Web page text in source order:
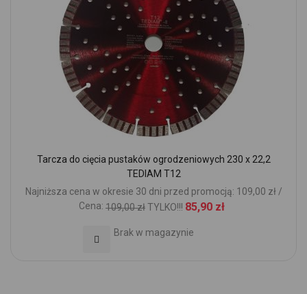
Tarcza do cięcia pustaków ogrodzeniowych 230 x 22,2
TEDIAM T12
Najniższa cena w okresie 30 dni przed promocją: 109,00 zł /
Cena: 109,00 złTYLKO!!! 85,90 zł
Brak w magazynie
Dodaj do Ulubionych